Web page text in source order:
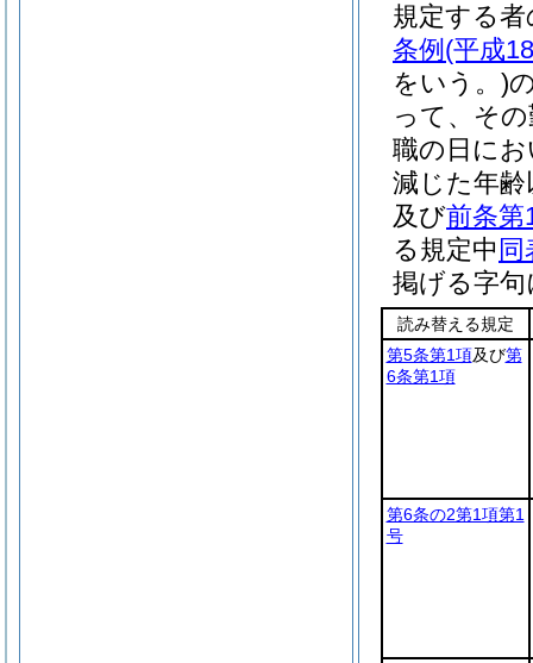
規定する
条例 (平成
をいう。)
って、そ
職の日に
減じた年
及び前条第
る規定中 同
掲げる字
読み替える規定
第5条第1項及び第
6条第1項
第6条の2第1項第1
号